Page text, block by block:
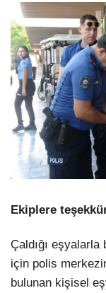
Ekiplere
Çaldığı
için polis
bulunan kişisel